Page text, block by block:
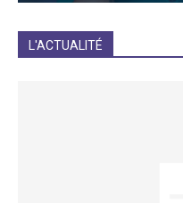
L'ACTUALITÉ